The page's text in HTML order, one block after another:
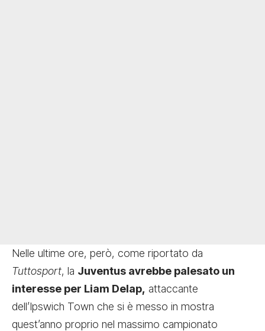
Nelle ultime ore, però, come riportato da
Tuttosport, la Juventus avrebbe palesato un
interesse per Liam Delap, attaccante
dell’Ipswich Town che si è messo in mostra
quest’anno proprio nel massimo campionato